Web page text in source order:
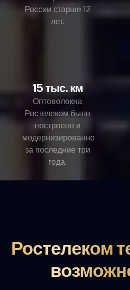
России старше 12
лет.
15 тыс. км
Оптоволокна
Ростелеком было
построено и
модернизированно
за последние три
года.
Ростелеком